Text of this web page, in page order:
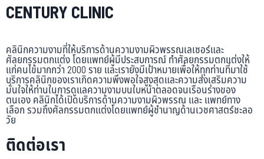
CENTURY CLINIC
คลินิกความงามที่ให้บริการด้านความงามผิวพรรณเลเซอร์และ
ศัลยกรรมตกแต่ง โดยแพทย์ผู้มีประสบการณ์ ทำศัลยกรรมตกแต่งให้
แก่คนไข้มากกว่า 2000 ราย และเรายังมีเป้าหมายเพื่อให้ทุกท่านที่มาใช้
บริการคลินิกของเราเกิดความพึงพอใจสูงสุดและความส่งเสริมความ
มั่นใจให้ท่านในการดูแลความงามบนใบหน้าตลอดจนเรือนร่างของ
ตนเอง คลินิกได้เปิดบริการด้านความงามผิวพรรณ และ แพทย์ทาง
เลือก รวมถึงศัลกรรมตกแต่งโดยแพทย์ผู้ชำนาญด้านเวชศาสตร์ชะลอ
วัย
ติดต่อเรา